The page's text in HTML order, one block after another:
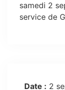
samedi 2
service de
Date : 2